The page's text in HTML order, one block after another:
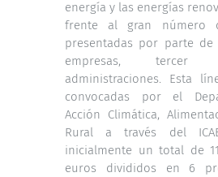
energía y las energías
frente al gran número
presentadas por parte de
empresas,
administraciones. Esta
convocadas por el
Acción Climática,
Rural a través del
inicialmente un total de
euros divididos en 6